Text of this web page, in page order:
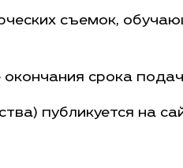
съемок,
окончания срока
публикуется на